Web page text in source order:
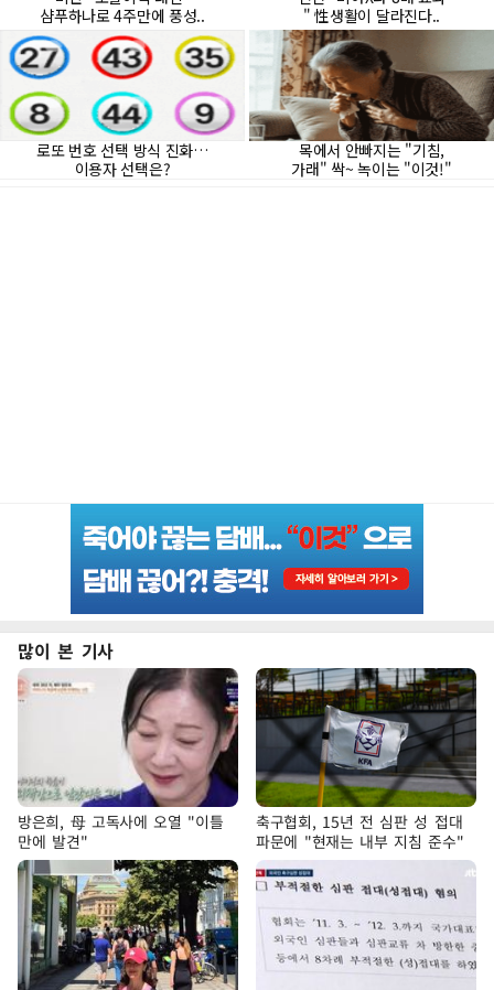
많이 본 기사
방은희, 母 고독사에 오열 "이틀
만에 발견"
축구협회, 15년 전 심판 성 접대
파문에 "현재는 내부 지침 준수"